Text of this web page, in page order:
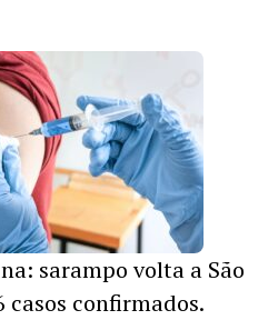
sarampo volta a São
casos confirmados.